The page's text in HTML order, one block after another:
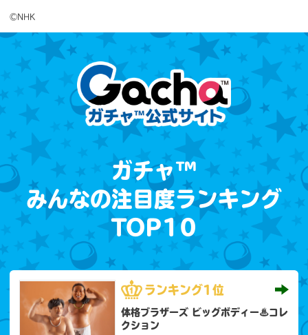
©NHK
ガチャ™
みんなの注目度ランキング
TOP10
ランキング1位
体格ブラザーズ ビッグボディー♨コレ
クション